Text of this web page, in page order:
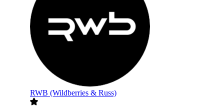
RWB (Wildberries & Russ)